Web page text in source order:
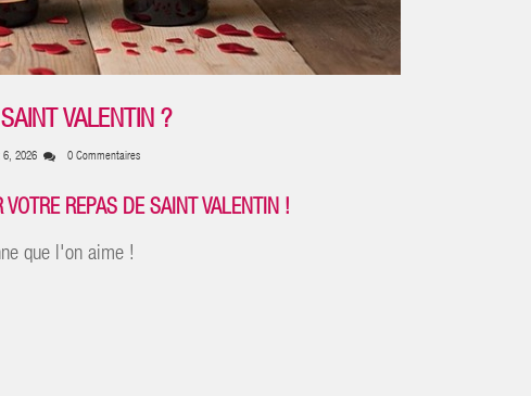
VALENTIN ?
6, 2026 0 Commentaires
REPAS DE SAINT VALENTIN !
que l'on aime !